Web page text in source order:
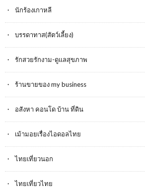
นักร้องเกาหลี
บรรดาทาส(สัตว์เลี้ยง)
รักสวยรักงาม-ดูแลสุขภาพ
ร้านขายของ my business
อสังหา คอนโด บ้าน ที่ดิน
เม้ามอยเรื่องไอดอลไทย
ไทยเที่ยวนอก
ไทยเที่ยวไทย